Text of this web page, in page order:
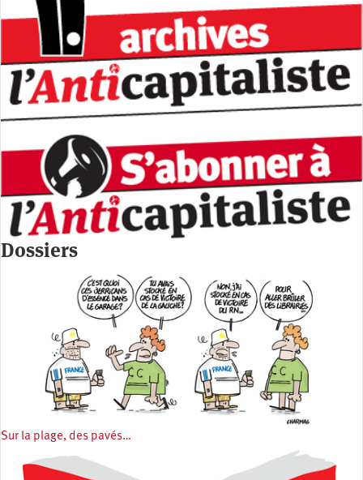
Dossiers
Sur la plage, des pavés…